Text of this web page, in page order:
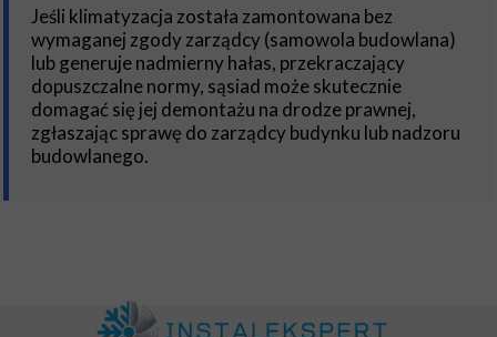
Jeśli klimatyzacja została zamontowana bez
wymaganej zgody zarządcy (samowola budowlana)
lub generuje nadmierny hałas, przekraczający
dopuszczalne normy, sąsiad może skutecznie
domagać się jej demontażu na drodze prawnej,
zgłaszając sprawę do zarządcy budynku lub nadzoru
budowlanego.